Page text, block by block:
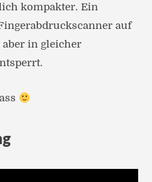
kompakter. Ein
auf
aber in gleicher